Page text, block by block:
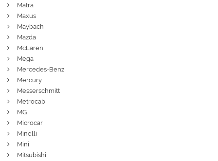
Matra
Maxus
Maybach
Mazda
McLaren
Mega
Mercedes-Benz
Mercury
Messerschmitt
Metrocab
MG
Microcar
Minelli
Mini
Mitsubishi